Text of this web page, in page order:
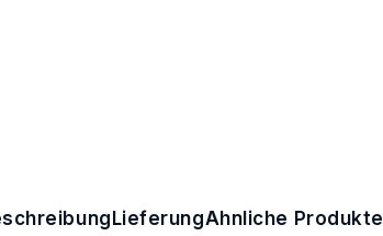
LieferungÄhnliche Produkte